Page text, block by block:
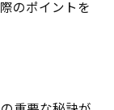
のポイントを